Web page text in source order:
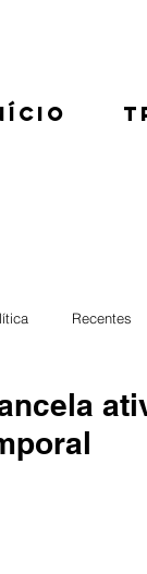
Recentes